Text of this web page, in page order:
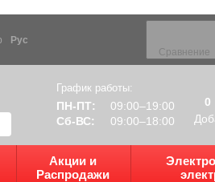
Рус
Сравнение
График работы:
ПН-ПТ:
09:00–19:00
Сб-ВС:
09:00–18:00
0
Акции и
Распродажи